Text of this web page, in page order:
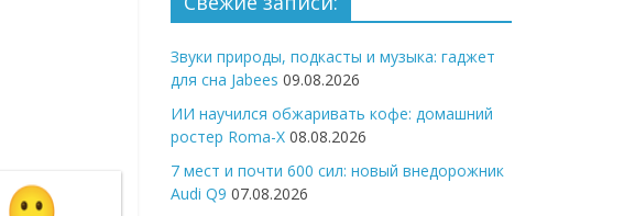
Звуки природы, подкасты и музыка: гаджет
для сна Jabees 09.08.2026
ИИ научился обжаривать кофе: домашний
ростер Roma-X 08.08.2026
7 мест и почти 600 сил: новый внедорожник
Audi Q9 07.08.2026